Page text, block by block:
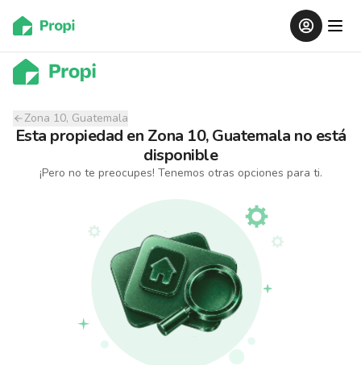
Zona 10, Guatemala
Esta propiedad en Zona 10, Guatemala no está
disponible
¡Pero no te preocupes! Tenemos otras opciones para ti.